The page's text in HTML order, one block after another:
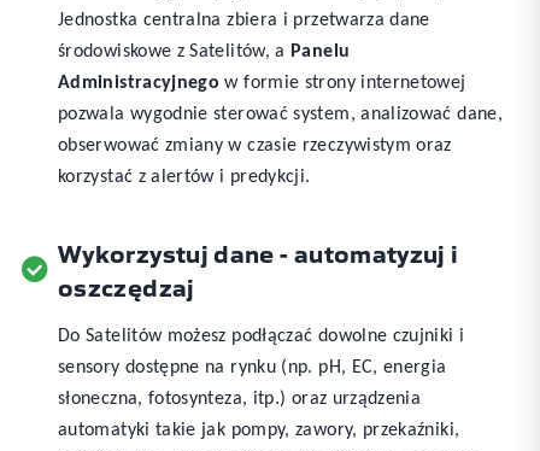
Jednostka centralna zbiera i przetwarza dane
środowiskowe z Satelitów, a Panelu
Administracyjnego w formie strony internetowej
pozwala wygodnie sterować system, analizować dane,
obserwować zmiany w czasie rzeczywistym oraz
korzystać z alertów i predykcji.
Wykorzystuj dane - automatyzuj i
oszczędzaj
Do Satelitów możesz podłączać dowolne czujniki i
sensory dostępne na rynku (np. pH, EC, energia
słoneczna, fotosynteza, itp.) oraz urządzenia
automatyki takie jak pompy, zawory, przekaźniki,